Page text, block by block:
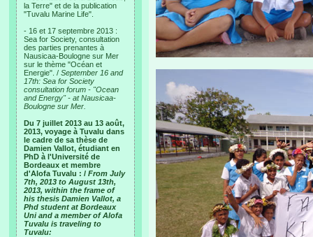
la Terre" et de la publication
"Tuvalu Marine Life".
- 16 et 17 septembre 2013 :
Sea for Society, consultation
des parties prenantes à
Nausicaa-Boulogne sur Mer
sur le thème "Océan et
Energie". / September 16 and
17th: Sea for Society
consultation forum - "Ocean
and Energy" - at Nausicaa-
Boulogne sur Mer.
Du 7 juillet 2013 au 13 août,
2013, voyage à Tuvalu dans
le cadre de sa thèse de
Damien Vallot, étudiant en
PhD à l'Université de
Bordeaux et membre
d'Alofa Tuvalu : / From July
7th, 2013 to August 13th,
2013, within the frame of
his thesis Damien Vallot, a
Phd student at Bordeaux
Uni and a member of Alofa
Tuvalu is traveling to
Tuvalu: